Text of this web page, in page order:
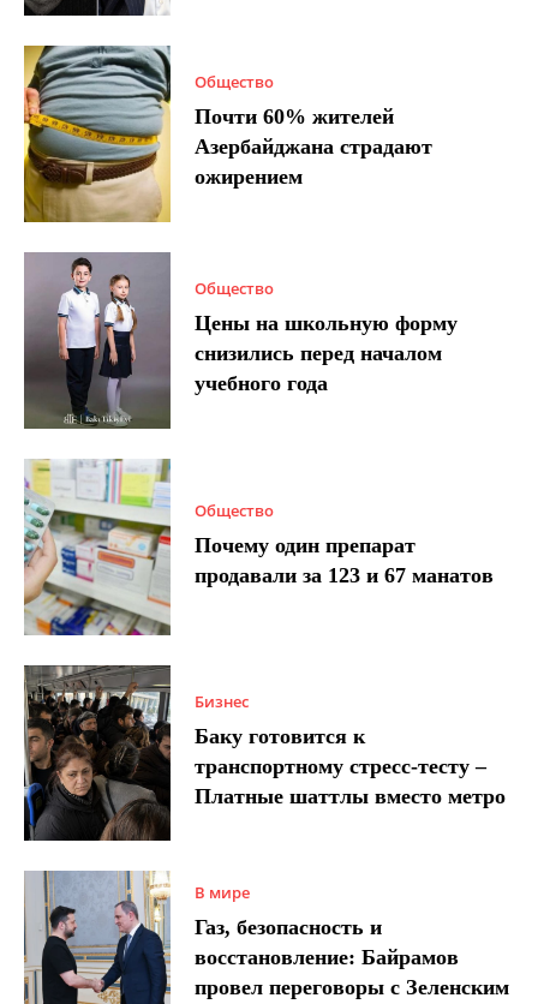
Общество
Почти 60% жителей
Азербайджана страдают
ожирением
Общество
Цены на школьную форму
снизились перед началом
учебного года
Общество
Почему один препарат
продавали за 123 и 67 манатов
Бизнес
Баку готовится к
транспортному стресс-тесту –
Платные шаттлы вместо метро
В мире
Газ, безопасность и
восстановление: Байрамов
провел переговоры с Зеленским